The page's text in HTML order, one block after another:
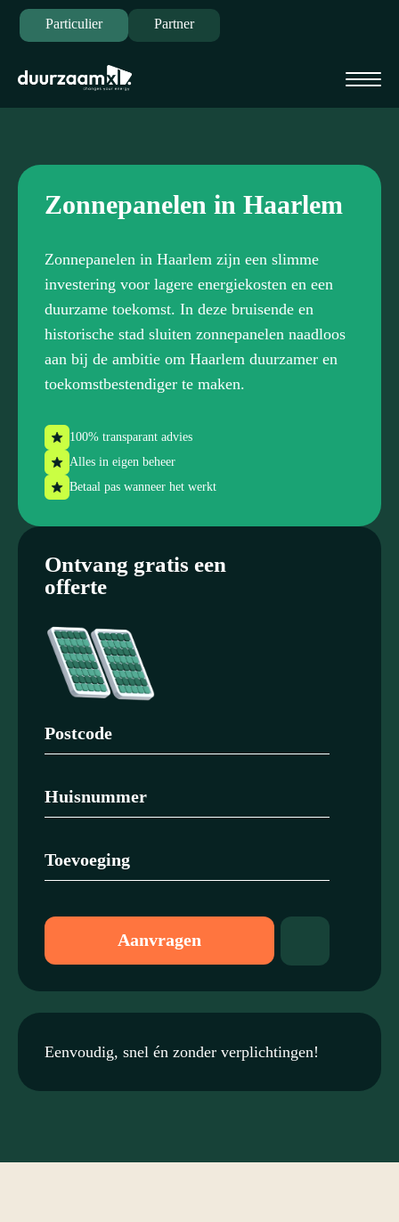
Particulier Partner
Zonnepanelen in Haarlem
Zonnepanelen in Haarlem zijn een slimme
investering voor lagere energiekosten en een
duurzame toekomst. In deze bruisende en
historische stad sluiten zonnepanelen naadloos
aan bij de ambitie om Haarlem duurzamer en
toekomstbestendiger te maken.
100% transparant advies
Alles in eigen beheer
Betaal pas wanneer het werkt
Ontvang gratis een
offerte
Aanvragen
Eenvoudig, snel én zonder verplichtingen!